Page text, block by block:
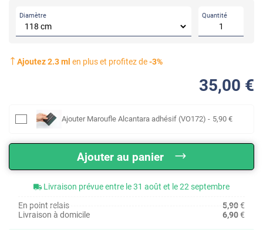
Diamètre Quantité
Ajoutez2.3ml en plus et profitez de-3%
35,00 €
Ajouter Maroufle Alcantara adhésif (VO172) - 5,90 €
Ajouter au panier
Livraison prévue entre le 31 août et le 22 septembre
En point relais
5,90€
Livraison à domicile
6,90€